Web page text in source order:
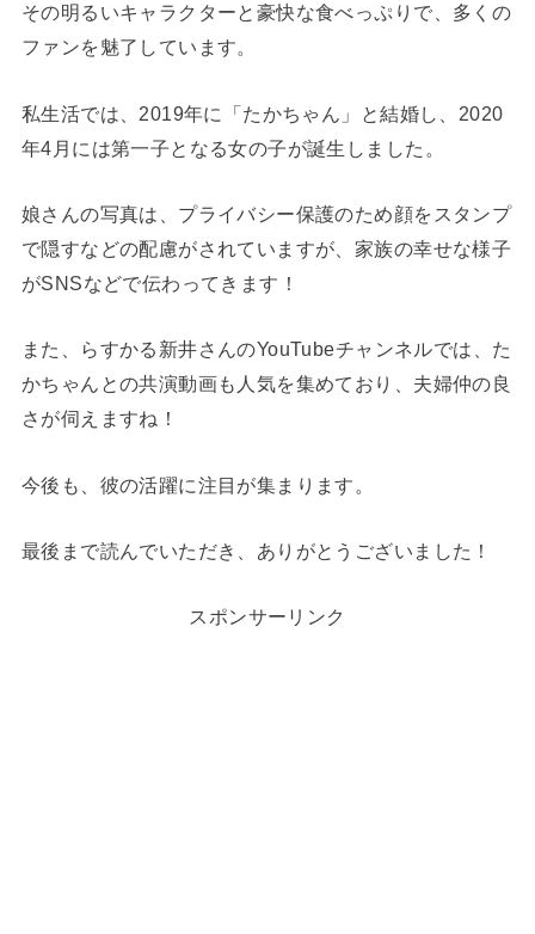
その明るいキャラクターと豪快な食べっぷりで、多くの
ファンを魅了しています。
私生活では、2019年に「たかちゃん」と結婚し、2020
年4月には第一子となる女の子が誕生しました。
娘さんの写真は、プライバシー保護のため顔をスタンプ
で隠すなどの配慮がされていますが、家族の幸せな様子
がSNSなどで伝わってきます！
また、らすかる新井さんのYouTubeチャンネルでは、た
かちゃんとの共演動画も人気を集めており、夫婦仲の良
さが伺えますね！
今後も、彼の活躍に注目が集まります。
最後まで読んでいただき、ありがとうございました！
スポンサーリンク